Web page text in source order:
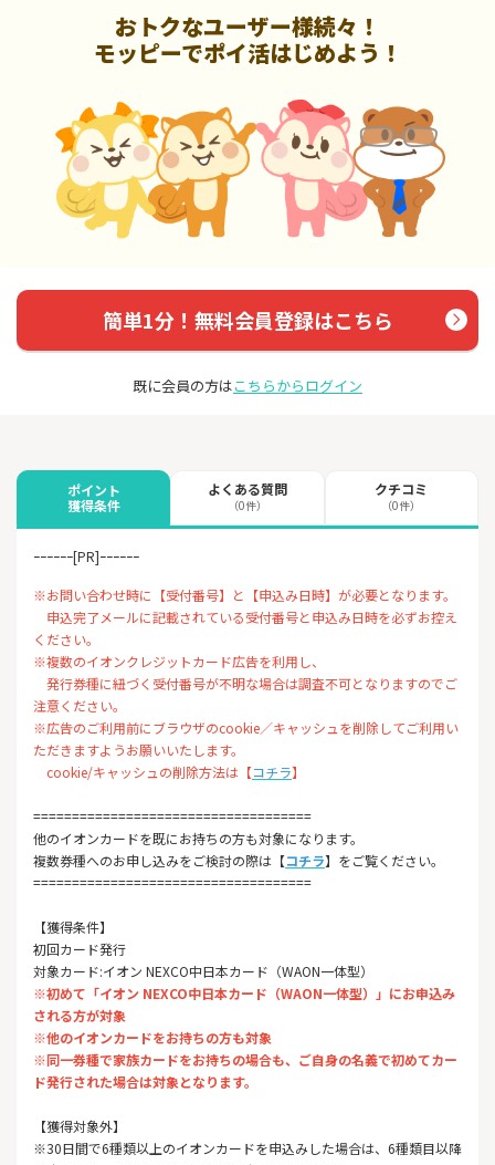
おトクなユーザー様続々！
モッピーでポイ活はじめよう！
簡単1分！無料会員登録はこちら
既に会員の方はこちらからログイン
ポイント
獲得条件
よくある質問
（0件）
クチコミ
（0件）
ｰｰｰｰｰｰ[PR]ｰｰｰｰｰｰ
※お問い合わせ時に【受付番号】と【申込み日時】が必要となります。
申込完了メールに記載されている受付番号と申込み日時を必ずお控え
ください。
※複数のイオンクレジットカード広告を利用し、
発行券種に紐づく受付番号が不明な場合は調査不可となりますのでご
注意ください。
※広告のご利用前にブラウザのcookie／キャッシュを削除してご利用い
ただきますようお願いいたします。
cookie/キャッシュの削除方法は【コチラ】
====================================
他のイオンカードを既にお持ちの方も対象になります。
複数券種へのお申し込みをご検討の際は【コチラ】をご覧ください。
====================================
【獲得条件】
初回カード発行
対象カード:イオン NEXCO中日本カード（WAON一体型）
※初めて「イオン NEXCO中日本カード（WAON一体型）」にお申込み
される方が対象
※他のイオンカードをお持ちの方も対象
※同一券種で家族カードをお持ちの場合も、ご自身の名義で初めてカー
ド発行された場合は対象となります。
【獲得対象外】
※30日間で6種類以上のイオンカードを申込みした場合は、6種類目以降